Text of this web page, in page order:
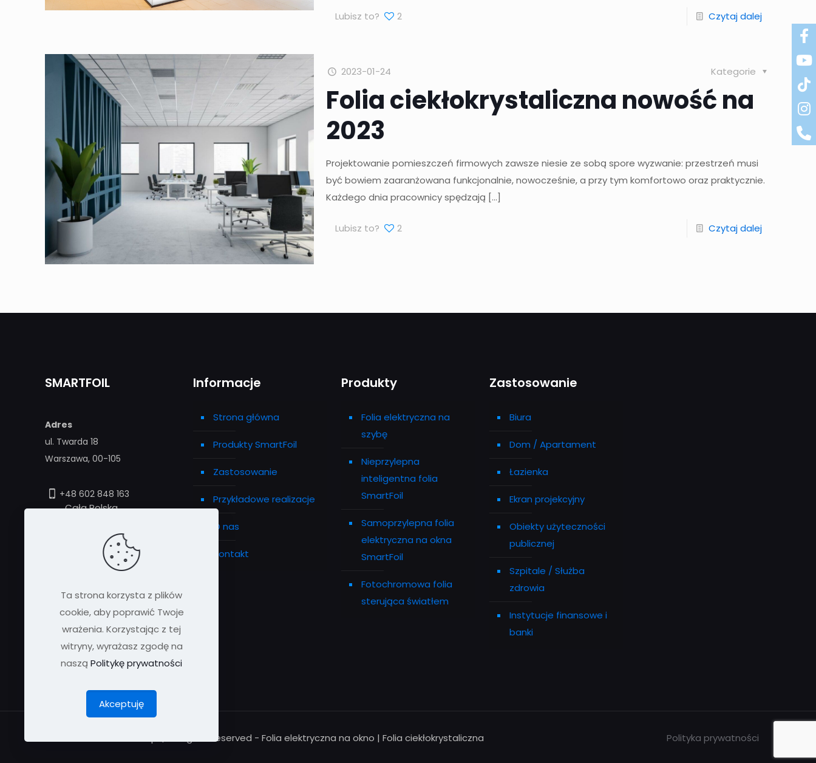
Lubisz to? 2 Czytaj dalej
2023-01-24 Kategorie
Folia ciekłokrystaliczna nowość na
2023
Projektowanie pomieszczeń firmowych zawsze niesie ze sobą spore wyzwanie: przestrzeń musi
być bowiem zaaranżowana funkcjonalnie, nowocześnie, a przy tym komfortowo oraz praktycznie.
Każdego dnia pracownicy spędzają […]
Lubisz to? 2 Czytaj dalej
SMARTFOIL
Adres
ul. Twarda 18
Warszawa, 00-105
+48 602 848 163
Cała Polska
+48 600 959 905
biuro@smartfoil.pl
Godziny
Pon—Piątek: 9:00–17:00
Sobota 11:00-13:00
Informacje
Strona główna
Produkty SmartFoil
Zastosowanie
Przykładowe realizacje
O nas
Kontakt
Produkty
Folia elektryczna na
szybę
Nieprzylepna
inteligentna folia
SmartFoil
Samoprzylepna folia
elektryczna na okna
SmartFoil
Fotochromowa folia
sterująca światłem
Zastosowanie
Biura
Dom / Apartament
Łazienka
Ekran projekcyjny
Obiekty użyteczności
publicznej
Szpitale / Służba
zdrowia
Instytucje finansowe i
banki
© 2015 - 2025 SmartFoil.pl | All Rights Reserved - Folia elektryczna na okno | Folia ciekłokrystaliczna Polityka prywatności
Ta strona korzysta z plików
cookie, aby poprawić Twoje
wrażenia. Korzystając z tej
witryny, wyrażasz zgodę na
naszą Politykę prywatności
Akceptuję